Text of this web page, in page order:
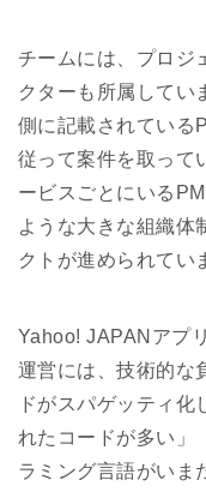
チームには、プロジ
クターも所属してい
側に記載されている
従って案件を取って
ービスごとにいる
ような大きな組織体
クトが進められてい
Yahoo! JAPANアプ
運営には、技術的な
ドがスパゲッティ
れたコードが多い」
ラミング言語がいま